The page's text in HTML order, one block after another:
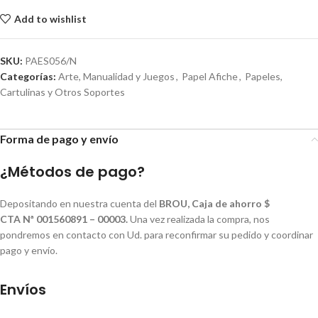
Add to wishlist
SKU: PAES056/N
Categorías: Arte, Manualidad y Juegos, Papel Afiche, Papeles,
Cartulinas y Otros Soportes
Forma de pago y envío
¿Métodos de pago?
Depositando en nuestra cuenta del BROU, Caja de ahorro $
CTA Nª 001560891 – 00003.Una vez realizada la compra, nos
pondremos en contacto con Ud. para reconfirmar su pedido y coordinar
pago y envío.
Envíos